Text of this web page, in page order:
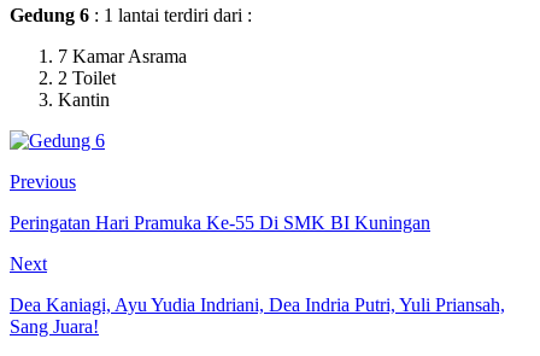
Gedung 6 : 1 lantai terdiri dari :
7 Kamar Asrama
2 Toilet
Kantin
Previous
Peringatan Hari Pramuka Ke-55 Di SMK BI Kuningan
Next
Dea Kaniagi, Ayu Yudia Indriani, Dea Indria Putri, Yuli Priansah,
Sang Juara!